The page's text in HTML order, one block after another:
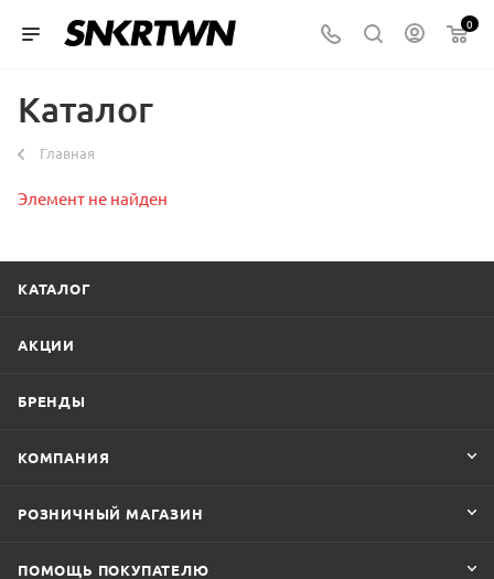
0
Каталог
Главная
Элемент не найден
КАТАЛОГ
АКЦИИ
БРЕНДЫ
КОМПАНИЯ
РОЗНИЧНЫЙ МАГАЗИН
ПОМОЩЬ ПОКУПАТЕЛЮ